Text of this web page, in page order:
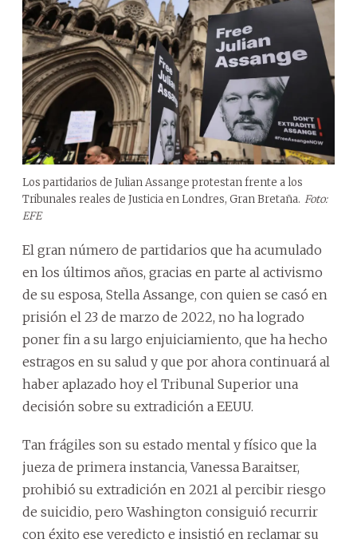
Los partidarios de Julian Assange protestan frente a los
Tribunales reales de Justicia en Londres, Gran Bretaña. Foto:
EFE
El gran número de partidarios que ha acumulado
en los últimos años, gracias en parte al activismo
de su esposa, Stella Assange, con quien se casó en
prisión el 23 de marzo de 2022, no ha logrado
poner fin a su largo enjuiciamiento, que ha hecho
estragos en su salud y que por ahora continuará al
haber aplazado hoy el Tribunal Superior una
decisión sobre su extradición a EEUU.
Tan frágiles son su estado mental y físico que la
jueza de primera instancia, Vanessa Baraitser,
prohibió su extradición en 2021 al percibir riesgo
de suicidio, pero Washington consiguió recurrir
con éxito ese veredicto e insistió en reclamar su